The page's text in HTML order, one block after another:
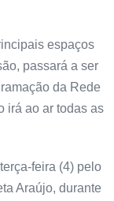
espaços
passará a ser
da Rede
irá ao ar todas as
feira (4) pelo
Araújo, durante